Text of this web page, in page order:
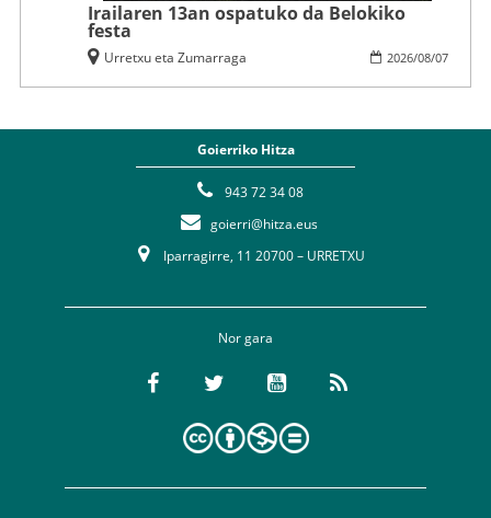
Irailaren 13an ospatuko da Belokiko
festa
2026/08/07
Urretxu eta Zumarraga
Goierriko Hitza
943 72 34 08
goierri@hitza.eus
Iparragirre, 11 20700 – URRETXU
Nor gara